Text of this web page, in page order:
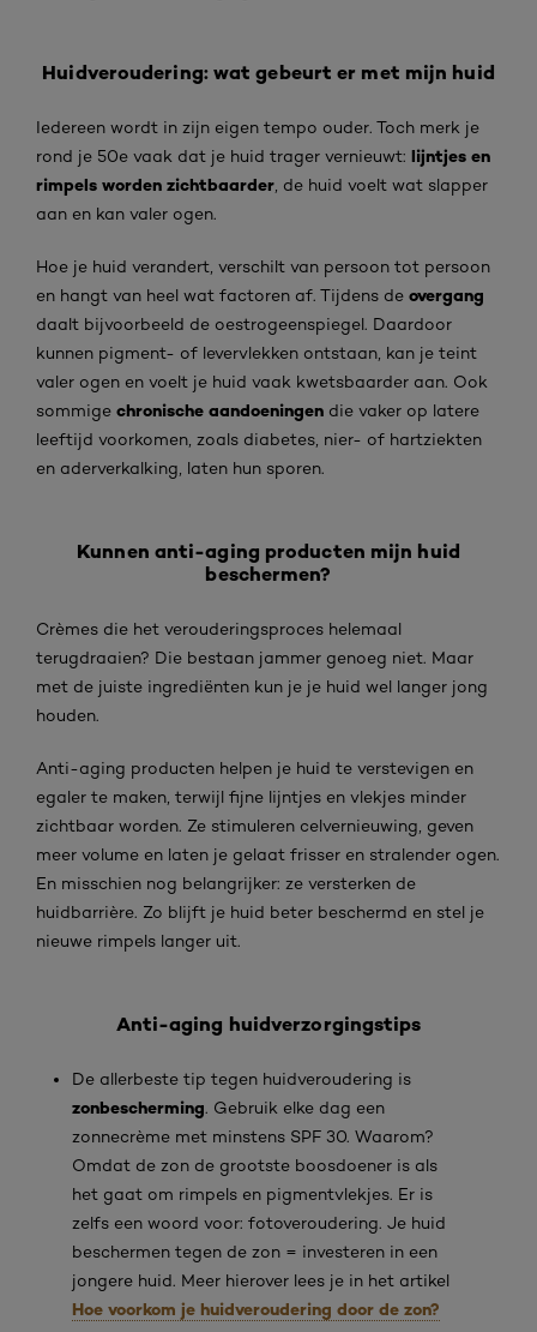
Huidveroudering: wat gebeurt er met mijn huid
Iedereen wordt in zijn eigen tempo ouder. Toch merk je
rond je 50e vaak dat je huid trager vernieuwt: lijntjes en
rimpels worden zichtbaarder , de huid voelt wat slapper
aan en kan valer ogen.
Hoe je huid verandert, verschilt van persoon tot persoon
en hangt van heel wat factoren af. Tijdens de overgang
daalt bijvoorbeeld de oestrogeenspiegel. Daardoor
kunnen pigment- of levervlekken ontstaan, kan je teint
valer ogen en voelt je huid vaak kwetsbaarder aan. Ook
sommige chronische aandoeningen die vaker op latere
leeftijd voorkomen, zoals diabetes, nier- of hartziekten
en aderverkalking, laten hun sporen.
Kunnen anti-aging producten mijn huid
beschermen?
Crèmes die het verouderingsproces helemaal
terugdraaien? Die bestaan jammer genoeg niet. Maar
met de juiste ingrediënten kun je je huid wel langer jong
houden.
Anti-aging producten helpen je huid te verstevigen en
egaler te maken, terwijl fijne lijntjes en vlekjes minder
zichtbaar worden. Ze stimuleren celvernieuwing, geven
meer volume en laten je gelaat frisser en stralender ogen.
En misschien nog belangrijker: ze versterken de
huidbarrière. Zo blijft je huid beter beschermd en stel je
nieuwe rimpels langer uit.
Anti-aging huidverzorgingstips
De allerbeste tip tegen huidveroudering is
zonbescherming. Gebruik elke dag een
zonnecrème met minstens SPF 30. Waarom?
Omdat de zon de grootste boosdoener is als
het gaat om rimpels en pigmentvlekjes. Er is
zelfs een woord voor: fotoveroudering. Je huid
beschermen tegen de zon = investeren in een
jongere huid. Meer hierover lees je in het artikel
Hoe voorkom je huidveroudering door de zon?